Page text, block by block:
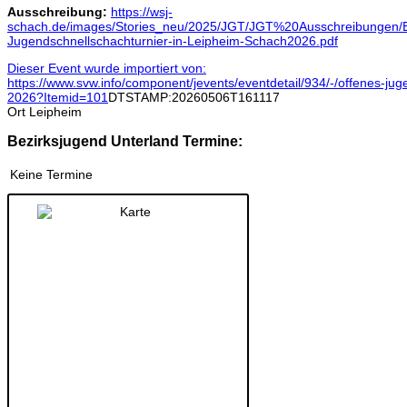
Ausschreibung: https://wsj-
schach.de/images/Stories_neu/2025/JGT/JGT%20Ausschreibungen/
Jugendschnellschachturnier-in-Leipheim-Schach2026.pdf
Dieser Event wurde importiert von:
https://www.svw.info/component/jevents/eventdetail/934/-/offenes-
2026?Itemid=101 DTSTAMP:20260506T161117
Ort Leipheim
Bezirksjugend Unterland Termine:
Keine Termine